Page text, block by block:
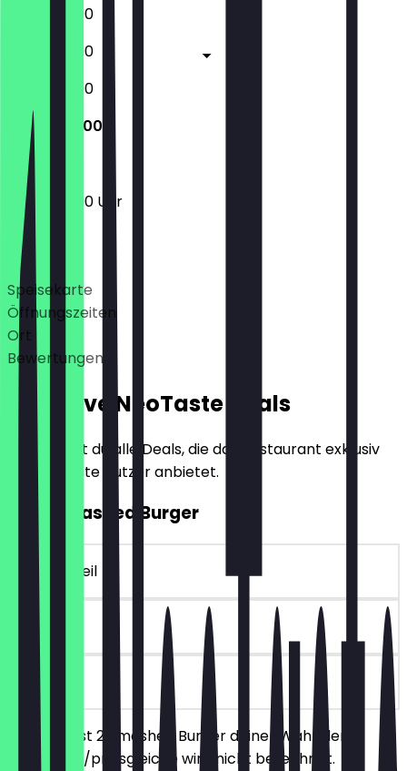
16:30 - 22:00
16:30 - 23:00
13:00 - 23:00
13:00 - 22:00
13:00 - 22:00 Uhr
Deals
Speisekarte
Öffnungszeiten
Ort
Bewertungen
Exklusive NeoTaste Deals
Hier findest du alle Deals, die das Restaurant exklusiv
für NeoTaste Nutzer anbietet.
2für1 Smashed Burger
~17 € Vorteil
90 Tage
vor Ort
Du bestellst 2 Smashed Burger deiner Wahl, der
günstigere/preisgleiche wird nicht berechnet.